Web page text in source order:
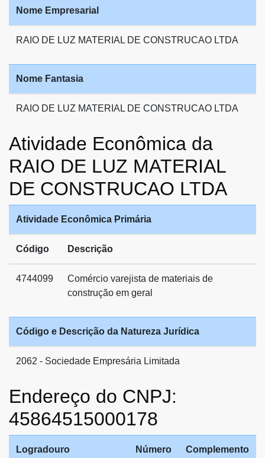
Nome Empresarial
RAIO DE LUZ MATERIAL DE CONSTRUCAO LTDA
Nome Fantasia
RAIO DE LUZ MATERIAL DE CONSTRUCAO LTDA
Atividade Econômica da
RAIO DE LUZ MATERIAL
DE CONSTRUCAO LTDA
Atividade Econômica Primária
Código Descrição
4744099
Comércio varejista de materiais de
construção em geral
Código e Descrição da Natureza Jurídica
2062 - Sociedade Empresária Limitada
Endereço do CNPJ:
45864515000178
Logradouro Número Complemento